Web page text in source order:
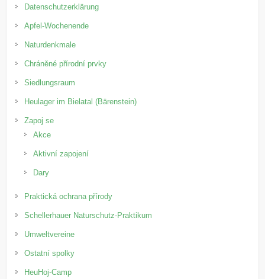
Datenschutzerklärung
Apfel-Wochenende
Naturdenkmale
Chráněné přírodní prvky
Siedlungsraum
Heulager im Bielatal (Bärenstein)
Zapoj se
Akce
Aktivní zapojení
Dary
Praktická ochrana přírody
Schellerhauer Naturschutz-Praktikum
Umweltvereine
Ostatní spolky
HeuHoj-Camp